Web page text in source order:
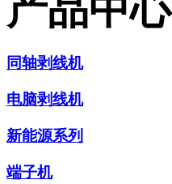
产品中心
同轴剥线机
电脑剥线机
新能源系列
端子机